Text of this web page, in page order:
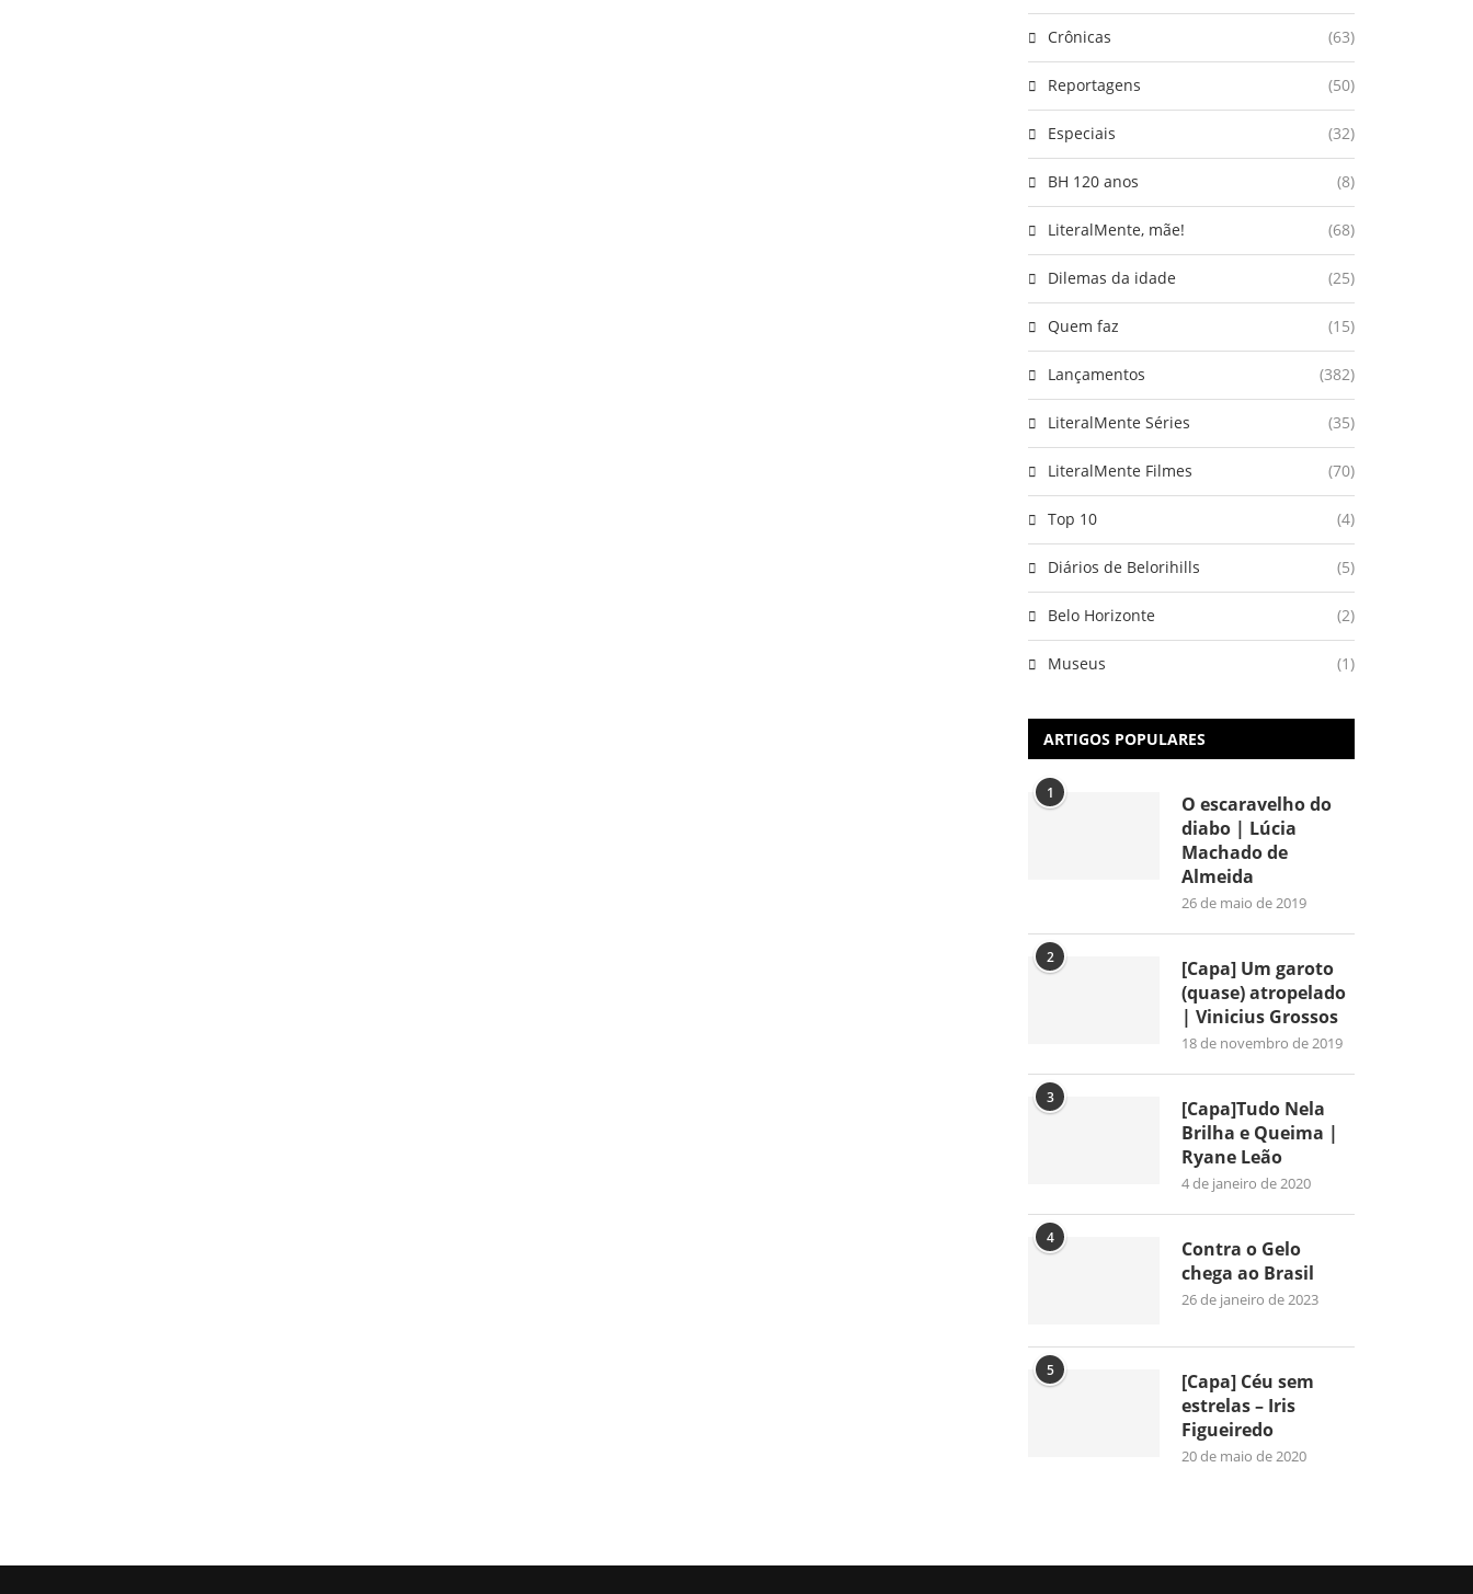
Crônicas (63)
Reportagens (50)
Especiais (32)
BH 120 anos (8)
LiteralMente, mãe! (68)
Dilemas da idade (25)
Quem faz (15)
Lançamentos (382)
LiteralMente Séries (35)
LiteralMente Filmes (70)
Top 10 (4)
Diários de Belorihills (5)
Belo Horizonte (2)
Museus (1)
ARTIGOS POPULARES
1
O escaravelho do
diabo | Lúcia
Machado de
Almeida
26 de maio de 2019
2
[Capa] Um garoto
(quase) atropelado
| Vinicius Grossos
18 de novembro de 2019
3
[Capa]Tudo Nela
Brilha e Queima |
Ryane Leão
4 de janeiro de 2020
4
Contra o Gelo
chega ao Brasil
26 de janeiro de 2023
5
[Capa] Céu sem
estrelas – Iris
Figueiredo
20 de maio de 2020